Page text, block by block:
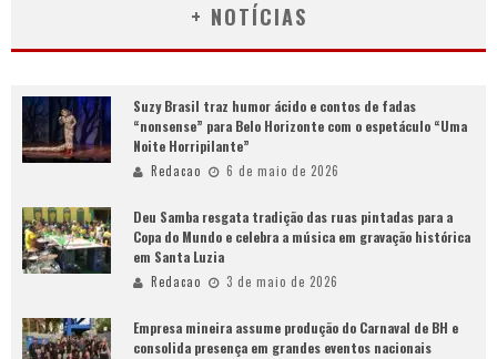
+ NOTÍCIAS
Suzy Brasil traz humor ácido e contos de fadas
“nonsense” para Belo Horizonte com o espetáculo “Uma
Noite Horripilante”
Redacao 6 de maio de 2026
Deu Samba resgata tradição das ruas pintadas para a
Copa do Mundo e celebra a música em gravação histórica
em Santa Luzia
Redacao 3 de maio de 2026
Empresa mineira assume produção do Carnaval de BH e
consolida presença em grandes eventos nacionais